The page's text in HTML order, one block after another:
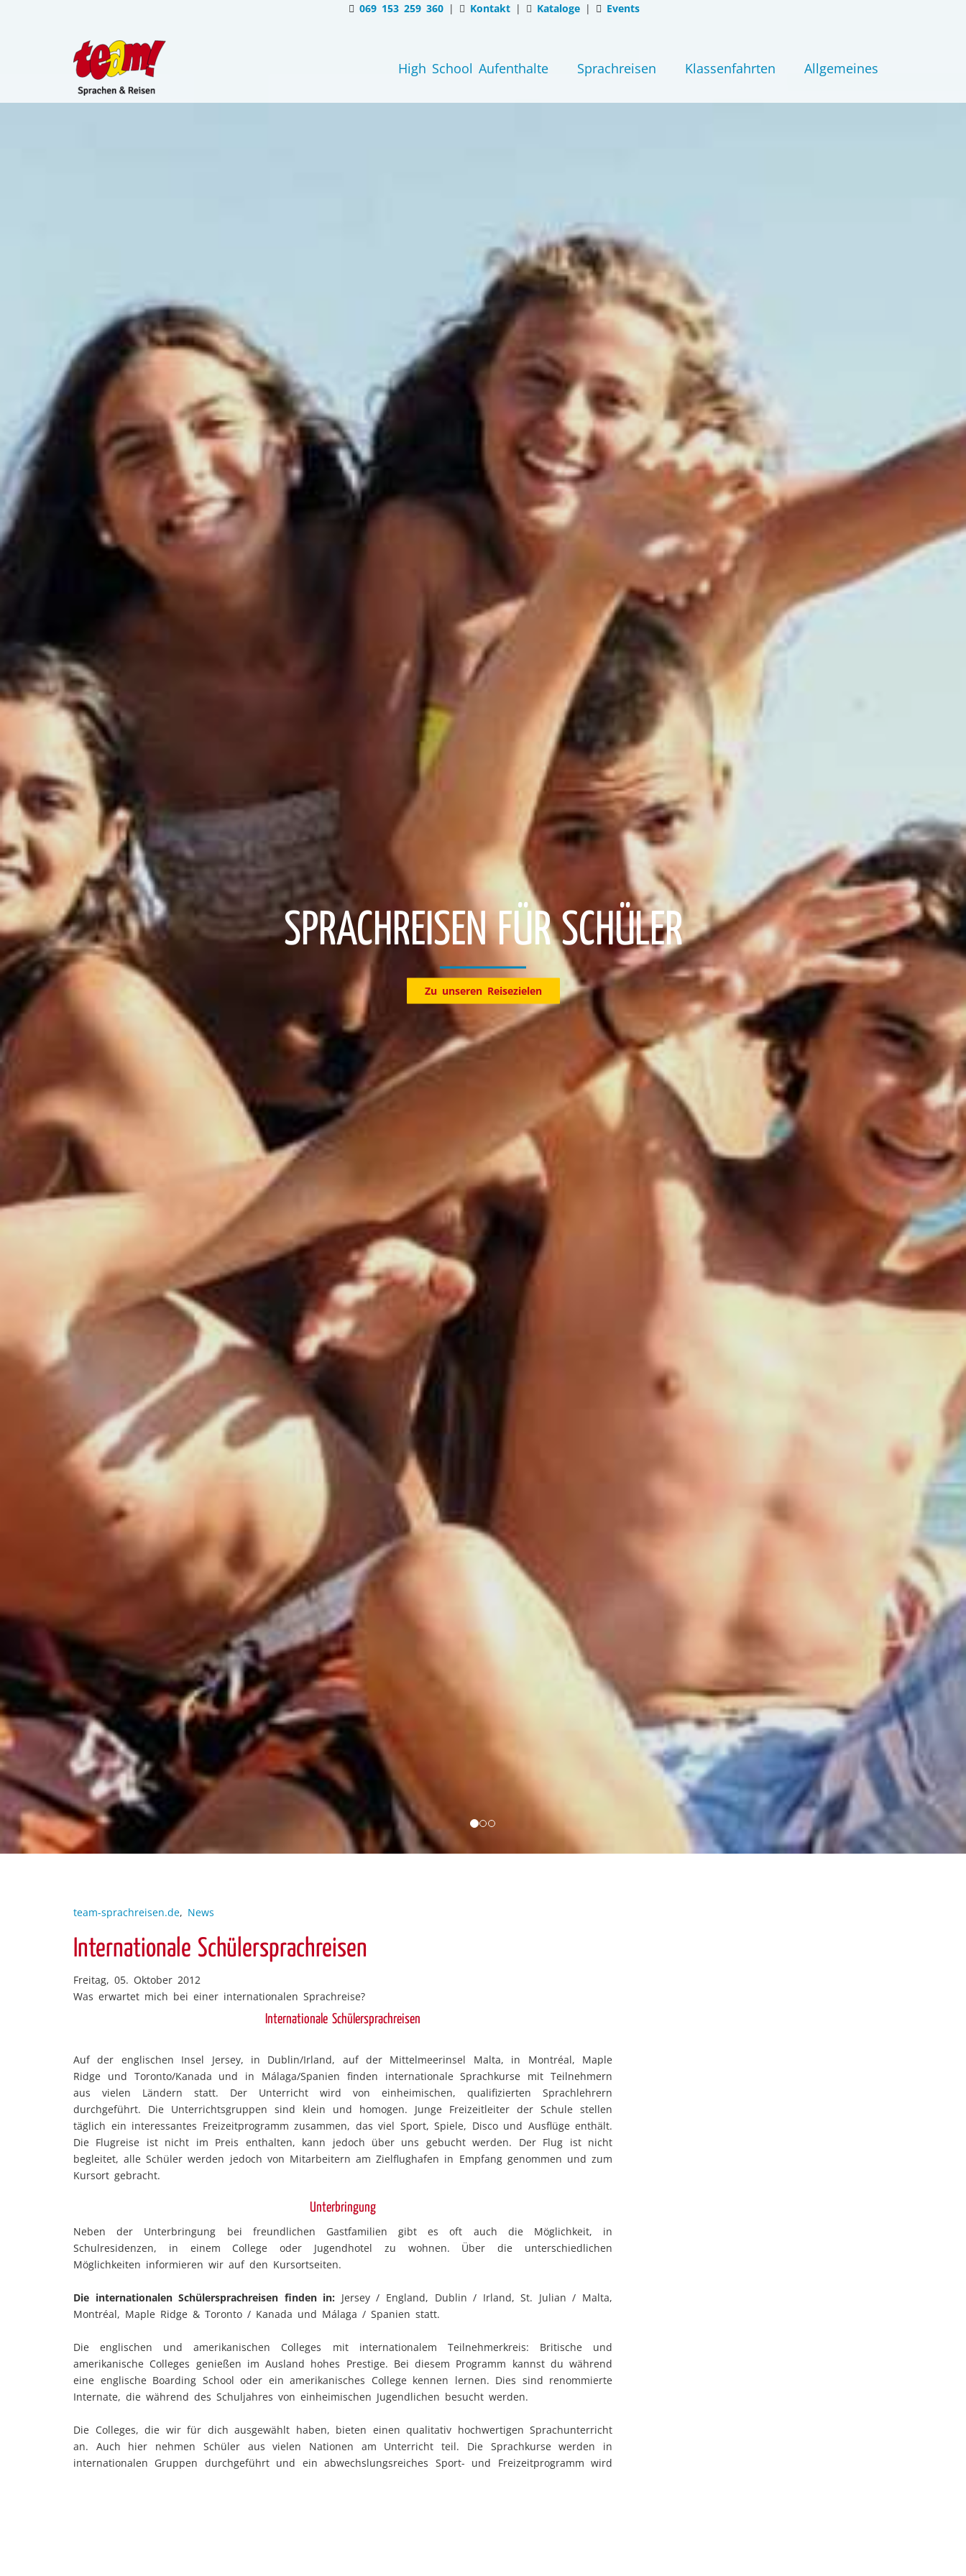
069 153 259 360| Kontakt| Kataloge| Events
High School Aufenthalte Sprachreisen Klassenfahrten Allgemeines
Entdecke jetzt unsere Reiseziele
team-sprachreisen.de, News
Internationale Schülersprachreisen
Freitag, 05. Oktober 2012
Was erwartet mich bei einer internationalen Sprachreise?
Internationale Schülersprachreisen
Auf der englischen Insel Jersey, in Dublin/Irland, auf der Mittelmeerinsel Malta, in Montréal, Maple
Ridge und Toronto/Kanada und in Málaga/Spanien finden internationale Sprachkurse mit Teilnehmern
aus vielen Ländern statt. Der Unterricht wird von einheimischen, qualifizierten Sprachlehrern
durchgeführt. Die Unterrichtsgruppen sind klein und homogen. Junge Freizeitleiter der Schule stellen
täglich ein interessantes Freizeitprogramm zusammen, das viel Sport, Spiele, Disco und Ausflüge enthält.
Die Flugreise ist nicht im Preis enthalten, kann jedoch über uns gebucht werden. Der Flug ist nicht
begleitet, alle Schüler werden jedoch von Mitarbeitern am Zielflughafen in Empfang genommen und zum
Kursort gebracht.
Unterbringung
Neben der Unterbringung bei freundlichen Gastfamilien gibt es oft auch die Möglichkeit, in
Schulresidenzen, in einem College oder Jugendhotel zu wohnen. Über die unterschiedlichen
Möglichkeiten informieren wir auf den Kursortseiten.
Die internationalen Schülersprachreisen finden in: Jersey / England, Dublin / Irland, St. Julian / Malta,
Montréal, Maple Ridge & Toronto / Kanada und Málaga / Spanien statt.
Die englischen und amerikanischen Colleges mit internationalem Teilnehmerkreis: Britische und
amerikanische Colleges genießen im Ausland hohes Prestige. Bei diesem Programm kannst du während
eine englische Boarding School oder ein amerikanisches College kennen lernen. Dies sind renommierte
Internate, die während des Schuljahres von einheimischen Jugendlichen besucht werden.
Die Colleges, die wir für dich ausgewählt haben, bieten einen qualitativ hochwertigen Sprachunterricht
an. Auch hier nehmen Schüler aus vielen Nationen am Unterricht teil. Die Sprachkurse werden in
internationalen Gruppen durchgeführt und ein abwechslungsreiches Sport- und Freizeitprogramm wird